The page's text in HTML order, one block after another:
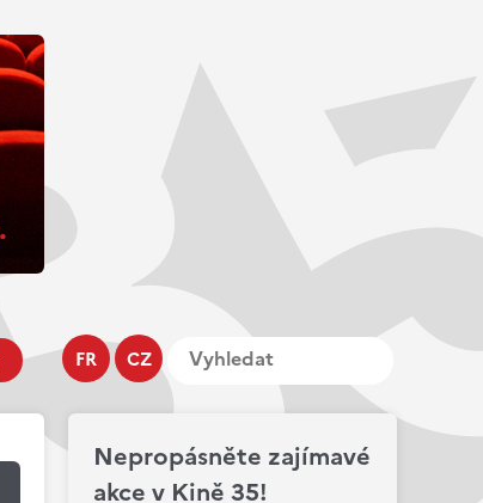
FR CZ
Nepropásněte zajímavé
akce v Kině 35!